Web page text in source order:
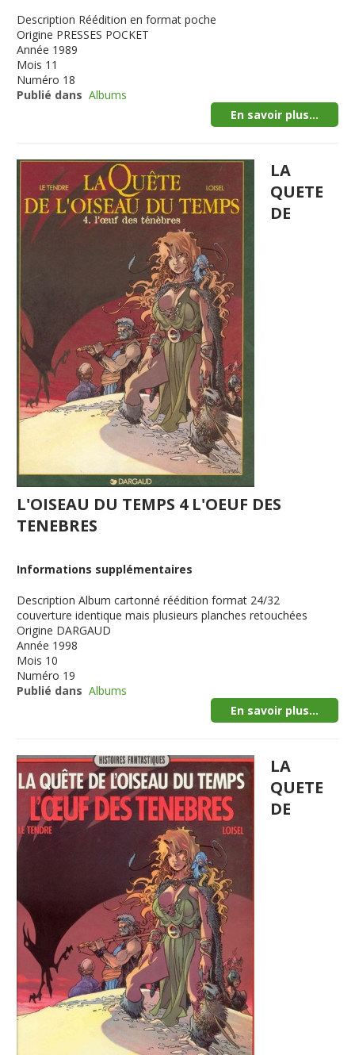
Description Réédition en format poche
Origine PRESSES POCKET
Année 1989
Mois 11
Numéro 18
Publié dans Albums
En savoir plus...
LA
QUETE
DE
L'OISEAU DU TEMPS 4 L'OEUF DES
TENEBRES
Informations supplémentaires
Description Album cartonné réédition format 24/32
couverture identique mais plusieurs planches retouchées
Origine DARGAUD
Année 1998
Mois 10
Numéro 19
Publié dans Albums
En savoir plus...
LA
QUETE
DE